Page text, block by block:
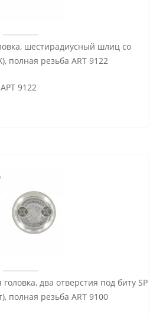
шестирадиусный шлиц со
полная резьба ART 9122
АРТ 9122
два отверстия под биту SP
полная резьба ART 9100